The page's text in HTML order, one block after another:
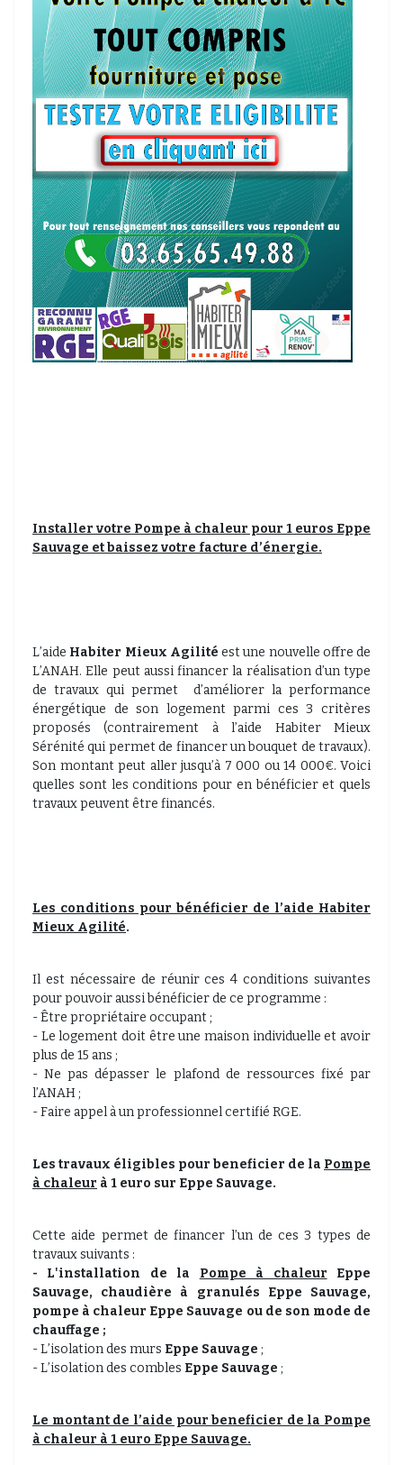
Installer votre Pompe à chaleur pour 1 euros Eppe
Sauvage et baissez votre facture d’énergie.
L’aide Habiter Mieux Agilité est une nouvelle offre de
L’ANAH. Elle peut aussi financer la réalisation d’un type
de travaux qui permet d’améliorer la performance
énergétique de son logement parmi ces 3 critères
proposés (contrairement à l’aide Habiter Mieux
Sérénité qui permet de financer un bouquet de travaux).
Son montant peut aller jusqu’à 7 000 ou 14 000€. Voici
quelles sont les conditions pour en bénéficier et quels
travaux peuvent être financés.
Les conditions pour bénéficier de l’aide Habiter
Mieux Agilité.
Il est nécessaire de réunir ces 4 conditions suivantes
pour pouvoir aussi bénéficier de ce programme :
- Être propriétaire occupant ;
- Le logement doit être une maison individuelle et avoir
plus de 15 ans ;
- Ne pas dépasser le plafond de ressources fixé par
l’ANAH ;
- Faire appel à un professionnel certifié RGE.
Les travaux éligibles pour beneficier de la Pompe
à chaleur à 1 euro sur Eppe Sauvage.
Cette aide permet de financer l’un de ces 3 types de
travaux suivants :
- L'installation de la Pompe à chaleur Eppe
Sauvage, chaudière à granulés Eppe Sauvage,
pompe à chaleur Eppe Sauvage ou de son mode de
chauffage ;
- L’isolation des murs Eppe Sauvage ;
- L’isolation des combles Eppe Sauvage ;
Le montant de l’aide pour beneficier de la Pompe
à chaleur à 1 euro Eppe Sauvage.